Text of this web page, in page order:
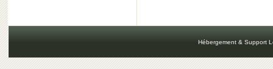
Hébergement & Support